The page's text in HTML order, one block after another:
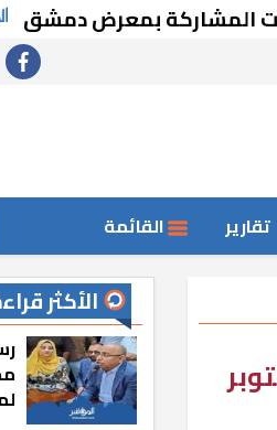
بمعرض دمشق
تقارير القائمة
الأكثر